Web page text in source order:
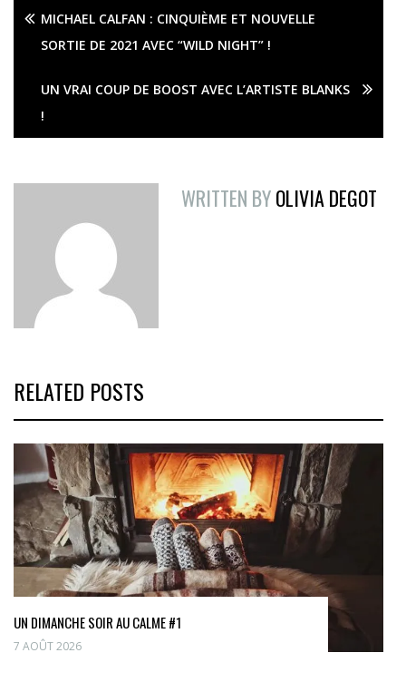
MICHAEL CALFAN : CINQUIÈME ET NOUVELLE
SORTIE DE 2021 AVEC “WILD NIGHT” !
UN VRAI COUP DE BOOST AVEC L’ARTISTE BLANKS
!
WRITTEN BYOLIVIA DEGOT
RELATED POSTS
UN DIMANCHE SOIR AU CALME #1
7 AOÛT 2026